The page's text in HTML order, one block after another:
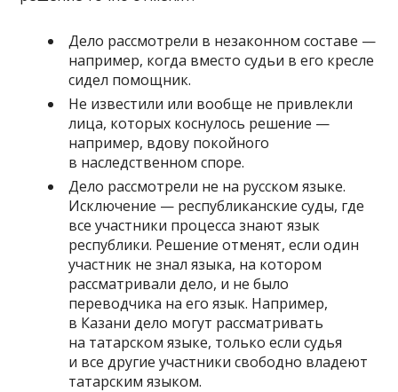
Дело рассмотрели в незаконном составе —
например, когда вместо судьи в его кресле
сидел помощник.
Не известили или вообще не привлекли
лица, которых коснулось решение —
например, вдову покойного
в наследственном споре.
Дело рассмотрели не на русском языке.
Исключение — республиканские суды, где
все участники процесса знают язык
республики. Решение отменят, если один
участник не знал языка, на котором
рассматривали дело, и не было
переводчика на его язык. Например,
в Казани дело могут рассматривать
на татарском языке, только если судья
и все другие участники свободно владеют
татарским языком.